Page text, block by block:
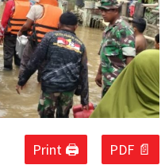
Print 🖨 PDF 📄